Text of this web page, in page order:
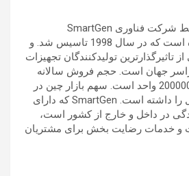
توسط شرکت فناوری SmartGen
(Zhenzhou) تولید شده است که در سال 1998 تاسیس شد. و
تولیدکنندگان تجهیزات
جهان است. حجم فروش سالانه
ماژول کنترل نزدیک به 200000 واحد است. سهم بازار چین در
10 سال گذشته رتبه اول را داشته است. SmartGen که دارای
یا نمایندگی در داخل و خارج از کشور است،
و خدمات رضایت بخش برای مشتریان